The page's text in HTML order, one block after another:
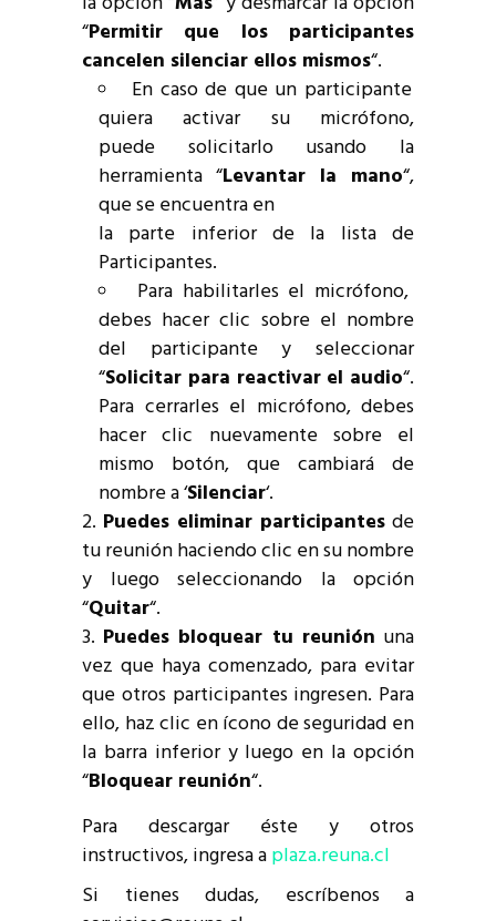
“Permitir que los participantes
cancelen silenciar ellos mismos“.
En caso de que un participante
quiera activar su micrófono,
puede solicitarlo usando la
herramienta “Levantar la mano“,
que se encuentra en
la parte inferior de la lista de
Participantes.
Para habilitarles el micrófono,
debes hacer clic sobre el nombre
del participante y seleccionar
“Solicitar para reactivar el audio“.
Para cerrarles el micrófono, debes
hacer clic nuevamente sobre el
mismo botón, que cambiará de
nombre a ‘Silenciar‘.
Puedes eliminar participantes de
tu reunión haciendo clic en su nombre
y luego seleccionando la opción
“Quitar“.
Puedes bloquear tu reunión una
vez que haya comenzado, para evitar
que otros participantes ingresen. Para
ello, haz clic en ícono de seguridad en
la barra inferior y luego en la opción
“Bloquear reunión“.
Para descargar éste y otros
instructivos, ingresa aplaza.reuna.cl
Si tienes dudas, escríbenos a